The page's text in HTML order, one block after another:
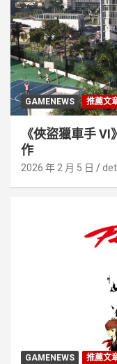
GAMENEWS 推薦文
《俠盜獵車手
作
2026 年 2 月 5 日
GAMENEWS 推薦文